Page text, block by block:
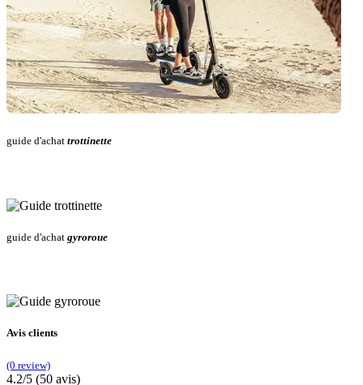
guide d'achat trottinette
guide d'achat gyroroue
Avis clients
(0 review)
4.2/5 (50 avis)